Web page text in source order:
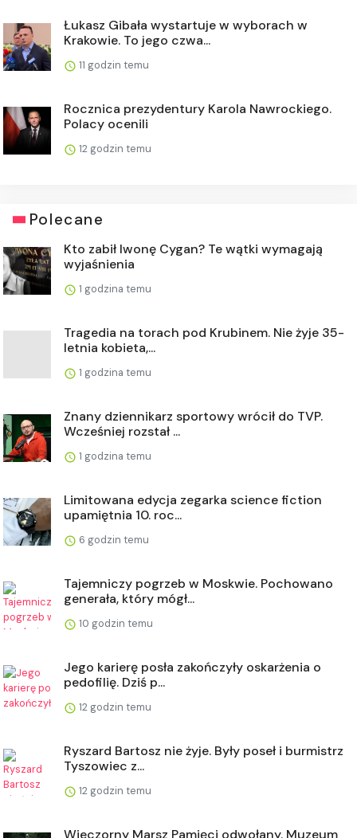
Łukasz Gibała wystartuje w wyborach w
Krakowie. To jego czwa...
11 godzin temu
Rocznica prezydentury Karola Nawrockiego.
Polacy ocenili
12 godzin temu
Polecane
Kto zabił Iwonę Cygan? Te wątki wymagają
wyjaśnienia
1 godzina temu
Tragedia na torach pod Krubinem. Nie żyje 35-
letnia kobieta,...
1 godzina temu
Znany dziennikarz sportowy wrócił do TVP.
Wcześniej rozstał ...
1 godzina temu
Limitowana edycja zegarka science fiction
upamiętnia 10. roc...
6 godzin temu
Tajemniczy pogrzeb w Moskwie. Pochowano
generała, który mógł...
10 godzin temu
Jego karierę posła zakończyły oskarżenia o
pedofilię. Dziś p...
12 godzin temu
Ryszard Bartosz nie żyje. Były poseł i burmistrz
Tyszowiec z...
12 godzin temu
Wieczorny Marsz Pamięci odwołany. Muzeum